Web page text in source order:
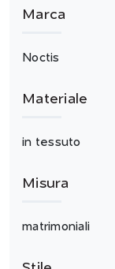
Marca
Noctis
Materiale
in tessuto
Misura
matrimoniali